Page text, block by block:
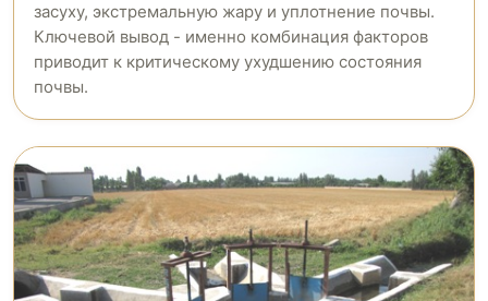
засуху, экстремальную жару и уплотнение почвы.
Ключевой вывод - именно комбинация факторов
приводит к критическому ухудшению состояния
почвы.